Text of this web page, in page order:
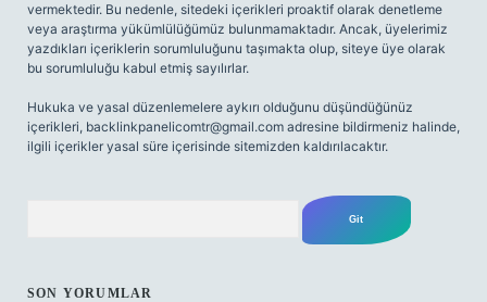
vermektedir. Bu nedenle, sitedeki içerikleri proaktif olarak denetleme
veya araştırma yükümlülüğümüz bulunmamaktadır. Ancak, üyelerimiz
yazdıkları içeriklerin sorumluluğunu taşımakta olup, siteye üye olarak
bu sorumluluğu kabul etmiş sayılırlar.
Hukuka ve yasal düzenlemelere aykırı olduğunu düşündüğünüz
içerikleri, backlinkpanelicomtr@gmail.com adresine bildirmeniz halinde,
ilgili içerikler yasal süre içerisinde sitemizden kaldırılacaktır.
SON YORUMLAR